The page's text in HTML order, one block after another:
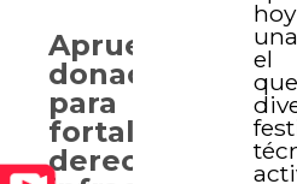
el
Aprueban
donaciones
para
fortalecer
derechos,